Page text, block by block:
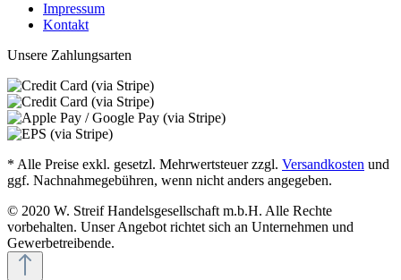
Impressum
Kontakt
Unsere Zahlungsarten
* Alle Preise exkl. gesetzl. Mehrwertsteuer zzgl. Versandkosten und
ggf. Nachnahmegebühren, wenn nicht anders angegeben.
© 2020 W. Streif Handelsgesellschaft m.b.H. Alle Rechte
vorbehalten. Unser Angebot richtet sich an Unternehmen und
Gewerbetreibende.